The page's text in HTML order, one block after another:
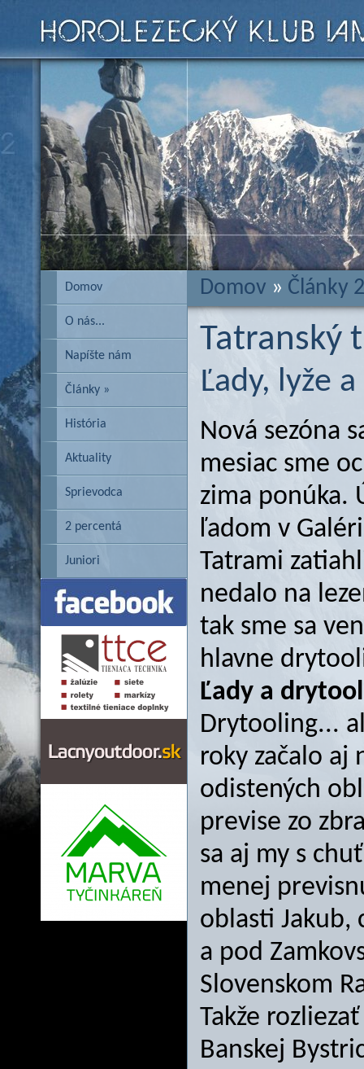
Domov
O nás...
Napíšte nám
Články »
História
Aktuality
Sprievodca
2 percentá
Juniori
Domov » Články
Tatranský
Ľady, lyže
Nová sezóna
mesiac sme
zima ponúka.
ľadom v
Tatrami
nedalo na
tak sme sa
hlavne
Ľady a
Drytooling...
roky začalo aj
odistených
previse zo
sa aj my s
menej
oblasti Jakub,
a pod
Slovenskom
Takže
Banskej